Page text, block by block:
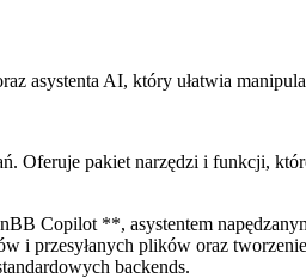
asystenta AI, który ułatwia
pakiet narzędzi i funkcji,
Copilot **, asystentem
i przesyłanych plików oraz
backends.